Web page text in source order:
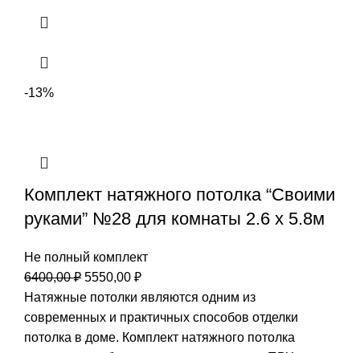
-13%
Комплект натяжного потолка “Своими
руками” №28 для комнаты 2.6 х 5.8м
Не полный комплект
6400,00₽ Первоначальная
цена
составляла
6400,00 ₽.
5550,00 ₽Текущая
цена:
5550,00 ₽.
Натяжные потолки являются одним из
современных и практичных способов отделки
потолка в доме. Комплект натяжного потолка